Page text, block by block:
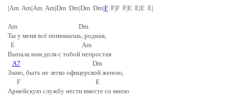
|Am Am|Am Am|Dm Dm|Dm Dm|F F|F F|E E|E E|
Am Dm
Ты у меня всё понимаешь, родная,
E Am
Выпала нам доля с тобой непростая
A7 Dm
Знаю, быть не легко офицерской женою,
F E
Армейскую службу нести вместе со мною